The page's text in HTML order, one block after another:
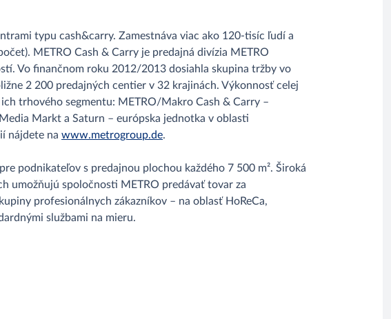
typu cash&carry. Zamestnáva viac ako 120-tisíc ľudí a
METRO Cash & Carry je predajná divízia METRO
Vo finančnom roku 2012/2013 dosiahla skupina tržby vo
2 200 predajných centier v 32 krajinách. Výkonnosť celej
trhového segmentu: METRO/Makro Cash & Carry –
Markt a Saturn – európska jednotka v oblasti
nájdete na www.metrogroup.de.
podnikateľov s predajnou plochou každého 7 500 m². Široká
umožňujú spoločnosti METRO predávať tovar za
profesionálnych zákazníkov – na oblasť HoReCa,
službami na mieru.